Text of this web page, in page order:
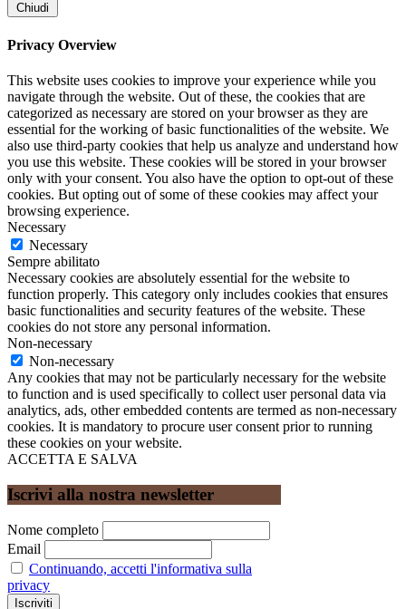
Chiudi
Privacy Overview
This website uses cookies to improve your experience while you
navigate through the website. Out of these, the cookies that are
categorized as necessary are stored on your browser as they are
essential for the working of basic functionalities of the website. We
also use third-party cookies that help us analyze and understand how
you use this website. These cookies will be stored in your browser
only with your consent. You also have the option to opt-out of these
cookies. But opting out of some of these cookies may affect your
browsing experience.
Necessary
Necessary
Sempre abilitato
Necessary cookies are absolutely essential for the website to
function properly. This category only includes cookies that ensures
basic functionalities and security features of the website. These
cookies do not store any personal information.
Non-necessary
Non-necessary
Any cookies that may not be particularly necessary for the website
to function and is used specifically to collect user personal data via
analytics, ads, other embedded contents are termed as non-necessary
cookies. It is mandatory to procure user consent prior to running
these cookies on your website.
ACCETTA E SALVA
Iscrivi alla nostra newsletter
Nome completo
Email
Continuando, accetti l'informativa sulla
privacy